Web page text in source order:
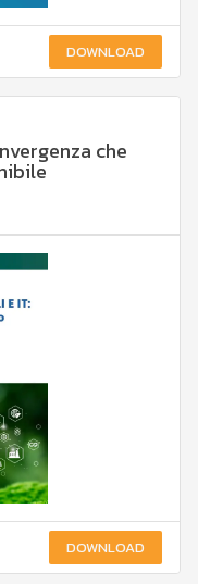
DOWNLOAD
che
DOWNLOAD